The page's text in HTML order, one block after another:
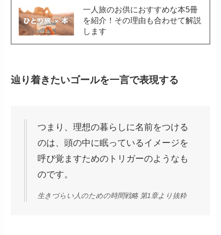
一人旅のお供におすすめな本5冊
を紹介！その理由も合わせて解説
します
辿り着きたいゴールを一言で表現する
つまり、理想の暮らしに名前をつける
のは、頭の中に眠っているイメージを
呼び覚ますためのトリガーのようなも
のです。
生きづらい人のための時間戦略 第1章より抜粋